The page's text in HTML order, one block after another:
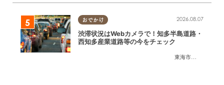
おでかけ
東海市大府市
2026.08.07
渋滞状況はWebカメラで！知多半島道路・
西知多産業道路等の今をチェック